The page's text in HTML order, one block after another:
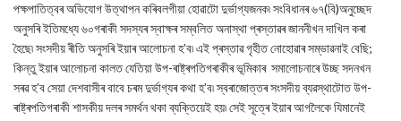
পক্ষপাতিত্বৰ অভিযোগ উত্থাপন কৰিবলগীয়া হোৱাটো দুৰ্ভাগ্যজনক৷ সংবিধানৰ ৬৭(বি)অনুচ্ছেদ
অনুসৰি ইতিমধ্যে ৬০গৰাকী সদস্যৰ স্বাক্ষৰ সম্বলিত অনাস্থা প্ৰস্তাৱৰ জাননীখন দাখিল কৰা
হৈছে৷ সংসদীয় ৰীতি অনুসৰি ইয়াৰ আলোচনা হ’ব৷ এই প্ৰস্তাৱ গৃহীত নোহোৱাৰ সম্ভাৱনাই বেছি;
কিন্তু ইয়াৰ আলোচনা কালত যেতিয়া উপ-ৰাষ্ট্ৰপতিগৰাকীৰ ভূমিকাৰ সমালোচনাৰে উচ্ছ সদনখন
সৰৱ হ’ব সেয়া দেশবাসীৰ বাবে চৰম দুৰ্ভাগ্যৰ কথা হ’ব৷ স্বৰাজোত্তৰ সংসদীয় ব্যৱস্থাটোত উপ-
ৰাষ্ট্ৰপতিগৰাকী শাসকীয় দলৰ সমৰ্থন থকা ব্যক্তিয়েই হয়৷ সেই সূত্ৰে ইয়াৰ আগলৈকে যিমানেই